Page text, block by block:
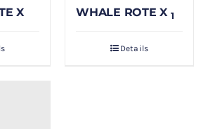
X WHALE ROTE X 1
Details